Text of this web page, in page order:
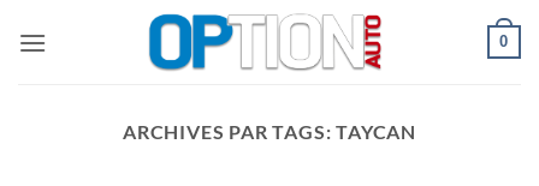
0
ARCHIVES PAR TAGS:TAYCAN